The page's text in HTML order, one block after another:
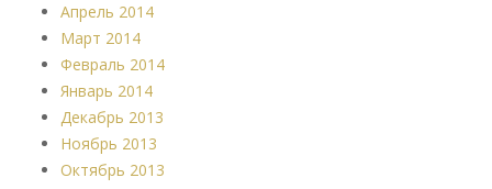
Апрель 2014
Март 2014
Февраль 2014
Январь 2014
Декабрь 2013
Ноябрь 2013
Октябрь 2013